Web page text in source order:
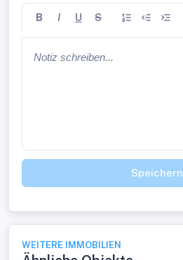
B I U S
Speichern
WEITERE IMMOBILIEN